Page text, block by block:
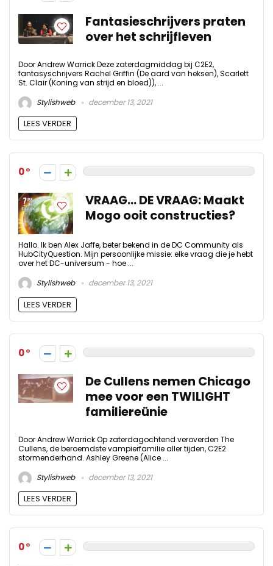
Fantasieschrijvers praten
over het schrijfleven
Door Andrew Warrick Deze zaterdagmiddag bij C2E2,
fantasyschrijvers Rachel Griffin (De aard van heksen), Scarlett
St. Clair (Koning van strijd en bloed)), ...
Stylishweb
december 13, 2021
LEES VERDER
0
VRAAG… DE VRAAG: Maakt
Mogo ooit constructies?
Hallo. Ik ben Alex Jaffe, beter bekend in de DC Community als
HubCityQuestion. Mijn persoonlijke missie: elke vraag die je hebt
over het DC-universum - hoe ...
Stylishweb
december 13, 2021
LEES VERDER
0
De Cullens nemen Chicago
mee voor een TWILIGHT
familiereünie
Door Andrew Warrick Op zaterdagochtend veroverden The
Cullens, de beroemdste vampierfamilie aller tijden, C2E2
stormenderhand. Ashley Greene (Alice ...
Stylishweb
december 13, 2021
LEES VERDER
0